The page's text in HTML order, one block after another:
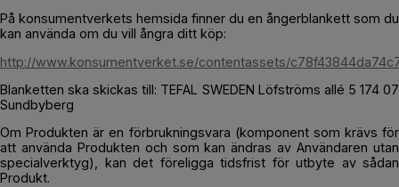
På konsumentverkets hemsida finner du en ångerblankett som du
kan använda om du vill ångra ditt köp:
http://www.konsumentverket.se/contentassets/
Blanketten ska skickas till: TEFAL SWEDEN Löfströms allé 5 174 07
Sundbyberg
Om Produkten är en förbrukningsvara (komponent som krävs för
att använda Produkten och som kan ändras av Användaren utan
specialverktyg), kan det föreligga tidsfrist för utbyte av sådan
Produkt.